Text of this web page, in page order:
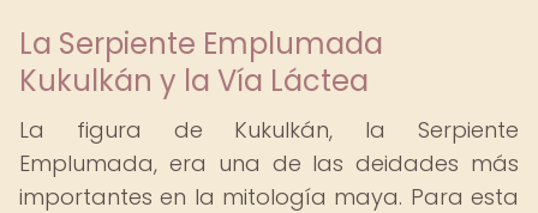
La Serpiente Emplumada
Kukulkán y la Vía Láctea
La figura de Kukulkán, la Serpiente
Emplumada, era una de las deidades más
importantes en la mitología maya. Para esta